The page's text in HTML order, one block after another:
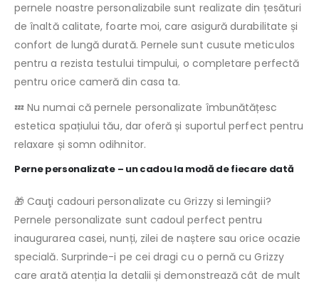
pernele noastre personalizabile sunt realizate din țesături
de înaltă calitate, foarte moi, care asigură durabilitate și
confort de lungă durată. Pernele sunt cusute meticulos
pentru a rezista testului timpului, o completare perfectă
pentru orice cameră din casa ta.
💤 Nu numai că pernele personalizate îmbunătățesc
estetica spațiului tău, dar oferă și suportul perfect pentru
relaxare și somn odihnitor.
Perne personalizate – un cadou la modă de fiecare dată
🎁 Cauţi cadouri personalizate cu Grizzy si lemingii?
Pernele personalizate sunt cadoul perfect pentru
inaugurarea casei, nunți, zilei de naștere sau orice ocazie
specială. Surprinde-i pe cei dragi cu o pernă cu Grizzy
care arată atenția la detalii și demonstrează cât de mult